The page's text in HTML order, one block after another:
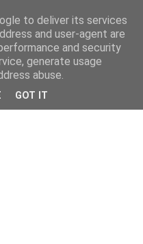
to deliver its services
and user-agent are
and security
generate usage
abuse.
GOT IT